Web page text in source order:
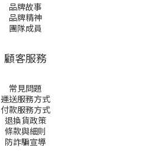
品牌故事
品牌精神
團隊成員
顧客服務
常見問題
運送服務方式
付款服務方式
退換貨政策
條款與細則
防詐騙宣導